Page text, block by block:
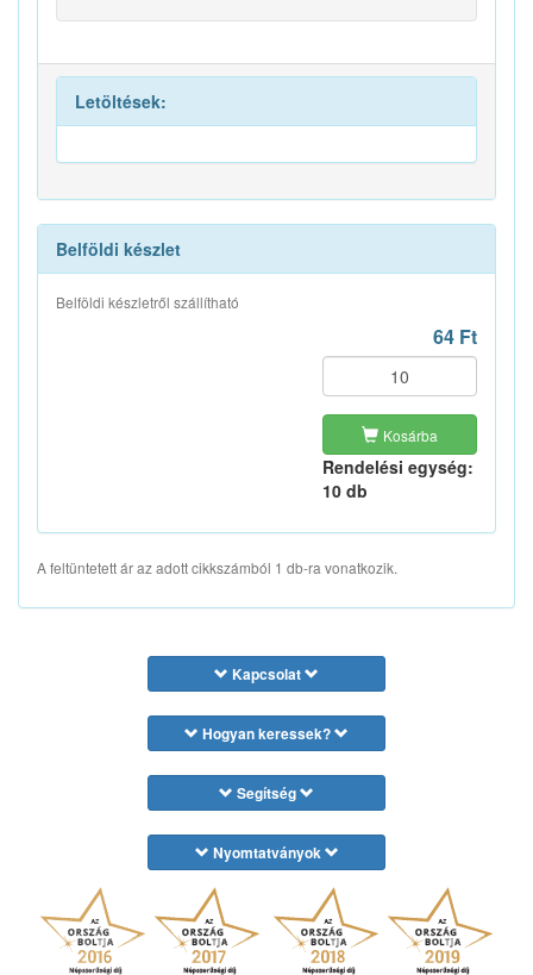
Letöltések:
Belföldi készlet
Belföldi készletről szállítható
64 Ft
Kosárba
Rendelési egység:
10 db
A feltüntetett ár az adott cikkszámból 1 db-ra vonatkozik.
Kapcsolat
Hogyan keressek?
Segítség
Nyomtatványok